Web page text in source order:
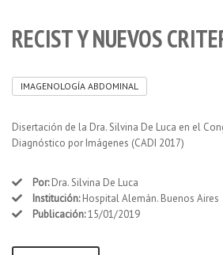
RECIST Y NUEVOS
IMAGENOLOGÍA ABDOMINAL
Disertación de la Dra. Silvina De Luca en el
Diagnóstico por Imágenes (CADI 2017)
Por:Dra. Silvina De Luca
Institución:Hospital Alemán. Buenos Aires
Publicación:15/01/2019